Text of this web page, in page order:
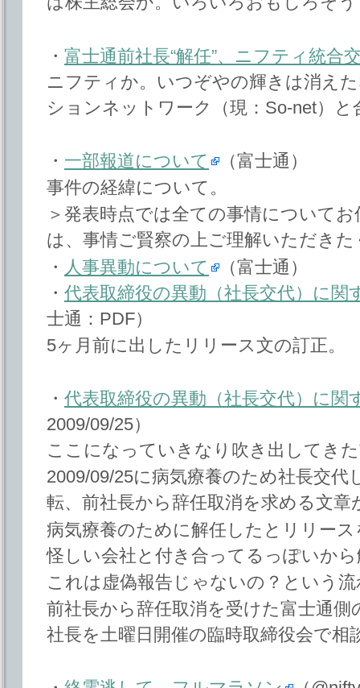
・ 富士通前社長“解任”、ニフティ統合
ニフティか。いつぞやの輝きは消え
ションネットワーク（現：So-net）
・ 一部報道について
（富士通）
事件の経緯について。
＞発表時点では全ての事情について
は、事情ご賢察の上ご理解いただき
・ 人事異動について
（富士通）
・ 代表取締役の異動（社長交代）に関
士通：PDF）
5ヶ月前に出したリリース文の訂正。
・ 代表取締役の異動（社長交代）に関
2009/09/25）
ここになっていきなり吹き出してき
2009/09/25に病気療養のため社長交
転、前社長から辞任取消を求める文章
病気療養のために解任したとリリー
怪しい会社と付き合ってるっぽいか
これは虚偽報告じゃないの？という
前社長から辞任取消を受けた富士通
社長を土曜日開催の臨時取締役会で相